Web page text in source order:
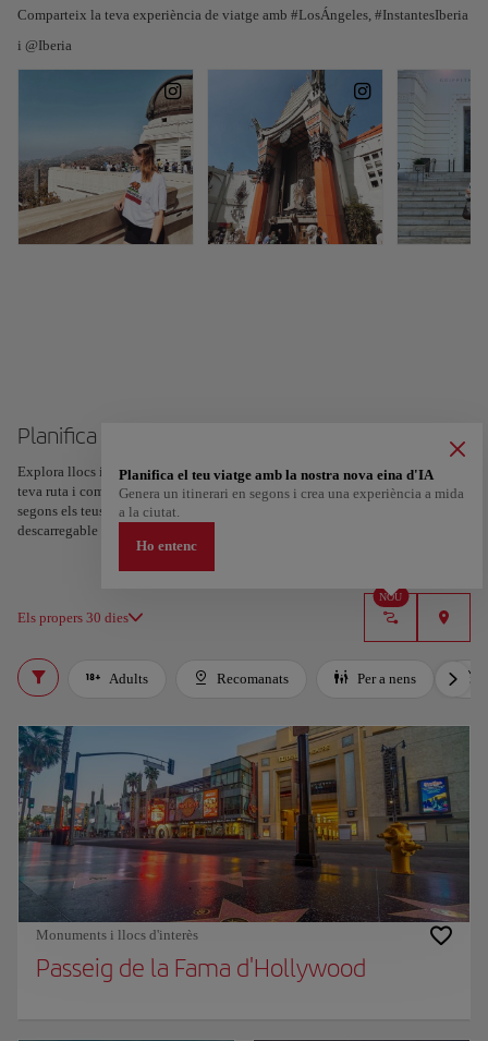
Comparteix la teva experiència de viatge amb #LosÁngeles, #InstantesIberia
i @Iberia
Planifica el teu viatge a Los Angeles
Explora llocs i experiències, i marca amb un cor els teus preferits per crear la
teva ruta i compartir-la. Vols més idees? Obté un itinerari personalitzat
segons els teus interessos i la durada del teu viatge: en només dos passos i
descarregable a Google Maps.
Els propers 30 dies
NOU
Planifica el teu viatge amb la nostra nova eina d'IA
Genera un itinerari en segons i crea una experiència a mida
a la ciutat.
Ho entenc
Adults Recomanats Per a nens
Monuments i llocs d'interès
Passeig de la Fama d'Hollywood